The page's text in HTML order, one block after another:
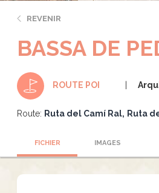
REVENIR
BASSA DE
ROUTE POI
Route: Ruta del Camí Ral Ruta
FICHIER IMAGES